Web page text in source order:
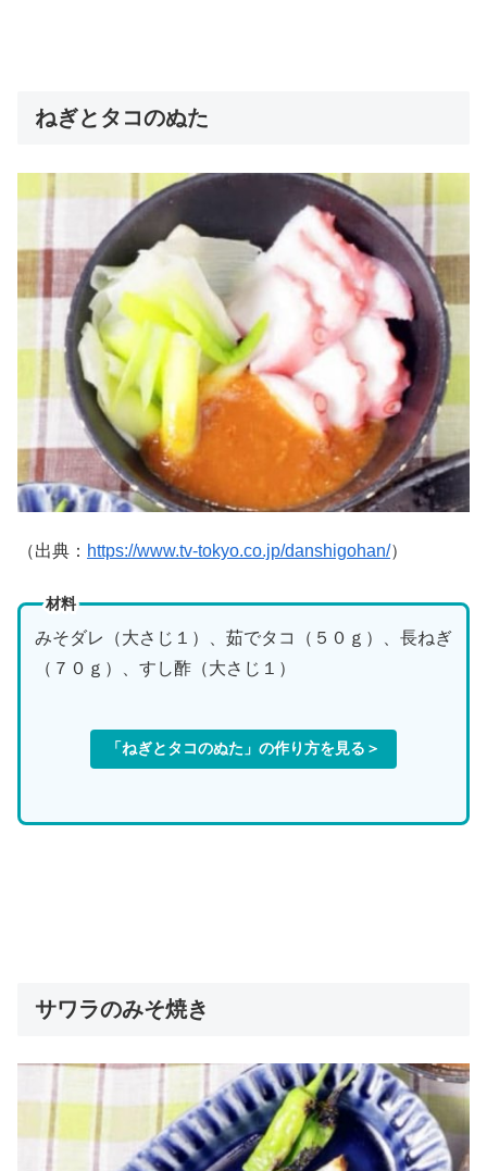
ねぎとタコのぬた
（出典： https://www.tv-tokyo.co.jp/danshigohan/）
材料
みそダレ（大さじ１）、茹でタコ（５０ｇ）、長ねぎ
（７０ｇ）、すし酢（大さじ１）
「ねぎとタコのぬた」の作り方を見る＞
サワラのみそ焼き